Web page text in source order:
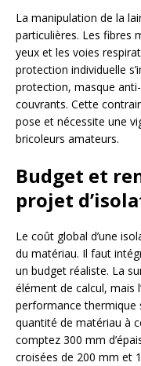
La manipulation de la
particulières. Les fibres
yeux et les voies
protection individuelle
protection, masque
couvrants. Cette
pose et nécessite une
bricoleurs amateurs.
Budget et
projet
Le coût global d’une
du matériau. Il faut
un budget réaliste. La
élément de calcul, mais
performance thermique
quantité de matériau à
comptez 300 mm
croisées de 200 mm et